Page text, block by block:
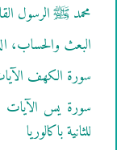
محمد ﷺ الرسول
البعث والحساب،
سورة الكهف الآيات 19-31، الدرس السابع للجذع
للثانية باكالوريا